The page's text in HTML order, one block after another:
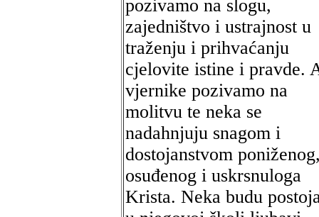
pozivamo na slogu,
zajedništvo i ustrajnost u
traženju i prihvaćanju
cjelovite istine i pravde.
vjernike pozivamo na
molitvu te neka se
nadahnjuju snagom i
dostojanstvom
osuđenog i uskrsnuloga
Krista. Neka budu